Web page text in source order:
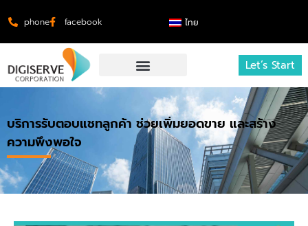
phone facebook ไทย
Let’s Start
บริการรับตอบแชทลูกค้า ช่วยเพิ่มยอดขาย และสร้าง
ความพึงพอใจ